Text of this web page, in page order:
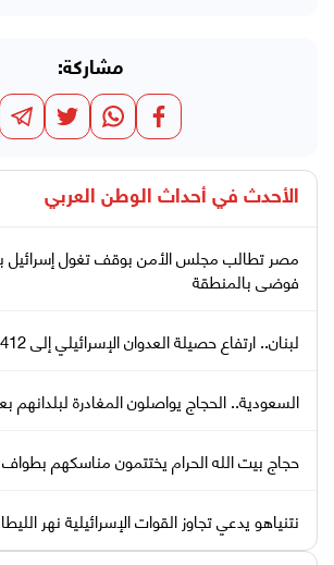
مشاركة:
الأحدث في أحداث الوطن العربي
مصر تطالب مجلس الأمن بوقف تغول إسرائيل
فوضى بالمنطقة
لبنان.. ارتفاع حصيلة العدوان الإسرائيلي إلى 3412 قتيلا
السعودية.. الحجاج يواصلون المغادرة
حجاج بيت الله الحرام يختتمون مناسكهم بطواف
نتنياهو يدعي تجاوز القوات الإسرائيلية نهر